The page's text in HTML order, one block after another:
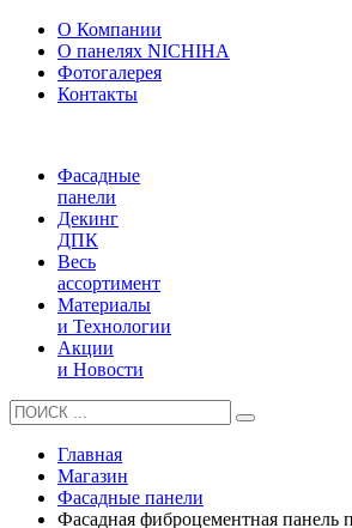
О Компании
О панелях NICHIHA
Фотогалерея
Контакты
Фасадные
панели
Декинг
ДПК
Весь
ассортимент
Материалы
и Технологии
Акции
и Новости
Главная
Магазин
Фасадные панели
Фасадная фиброцементная панель